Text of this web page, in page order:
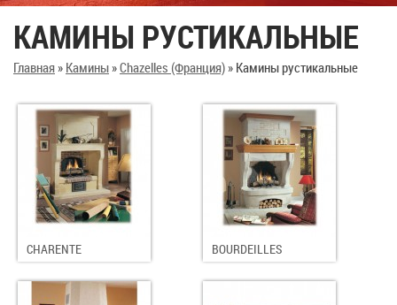
КАМИНЫ РУСТИКАЛЬНЫЕ
Главная» Камины»Chazelles (Франция)» Камины рустикальные
CHARENTE BOURDEILLES